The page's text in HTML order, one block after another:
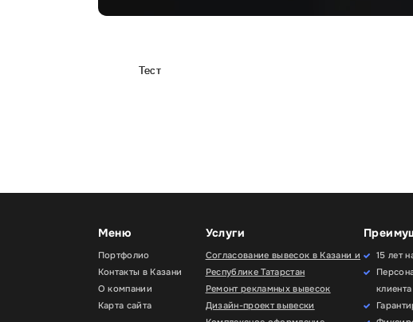
Тест
Меню
Портфолио
Контакты в Казани
О компании
Карта сайта
Услуги
Согласование вывесок в Казани и
Республике Татарстан
Ремонт рекламных вывесок
Дизайн-проект вывески
15 лет
клиента